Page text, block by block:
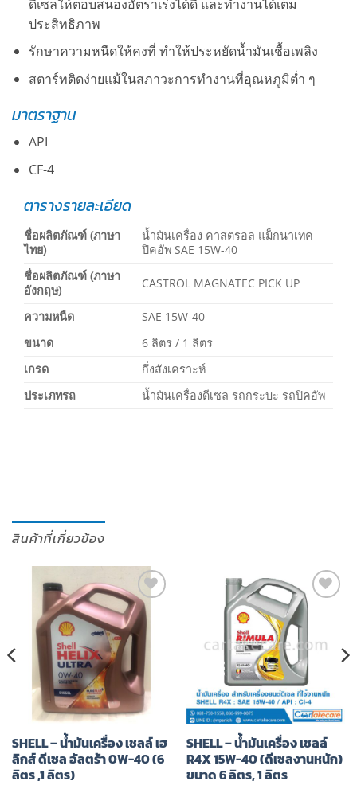
ดีเซลให้ตอบสนองอัตราเร่งได้ดี และทำงานได้เต็ม
ประสิทธิภาพ
รักษาความหนืดให้คงที่ ทำให้ประหยัดน้ำมันเชื้อเพลิง
สตาร์ทติดง่ายแม้ในสภาวะการทำงานที่อุณหภูมิต่ำ ๆ
มาตราฐาน
API
CF-4
ตารางรายละเอียด
ชื่อผลิตภัณฑ์ (ภาษา
ไทย)
น้ำมันเครื่อง คาสตรอล แม็กนาเทค
ปิคอัพ SAE 15W-40
ชื่อผลิตภัณฑ์ (ภาษา
อังกฤษ)
CASTROL MAGNATEC PICK UP
ความหนืด
SAE 15W-40
ขนาด
6 ลิตร / 1 ลิตร
เกรด
กึ่งสังเคราะห์
ประเภทรถ
น้ำมันเครื่องดีเซล รถกระบะ รถปิคอัพ
สินค้าที่เกี่ยวข้อง
เพิ่มไป
ยัง
รายการ
โปรด
SHELL – น้ำมันเครื่อง เชลล์ เฮ
ลิกส์ ดีเซล อัลตร้า 0W-40 (6
ลิตร ,1 ลิตร)
โปรด
SHELL – น้ำมันเครื่อง เชลล์
R4X 15W-40 (ดีเซลงานหนัก)
ขนาด 6 ลิตร, 1 ลิตร